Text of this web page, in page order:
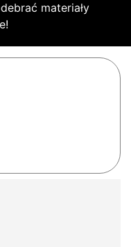
materiały